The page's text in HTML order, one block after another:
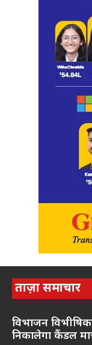
ताज़ा समाचार
विभाजन
निकालेगा कैंडल